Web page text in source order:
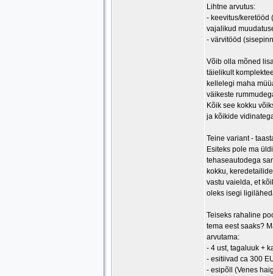
Lihtne arvutus:
- keevitus/keretööd
vajalikud
- värvitööd
Võib olla mõned
täielikult
kellelegi maha
väikeste
Kõik see kokku
ja kõikide
Teine variant -
Esiteks pole ma
tehaseautodega
kokku,
vastu vaielda, et
oleks isegi
Teiseks rahaline
tema eest saaks?
arvutama:
- 4 ust, tagaluuk +
- esitiivad ca 300
- esipõll (Venes